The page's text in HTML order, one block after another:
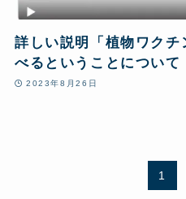
詳しい説明「植物ワク
べるということについて
2023年8月26日
1